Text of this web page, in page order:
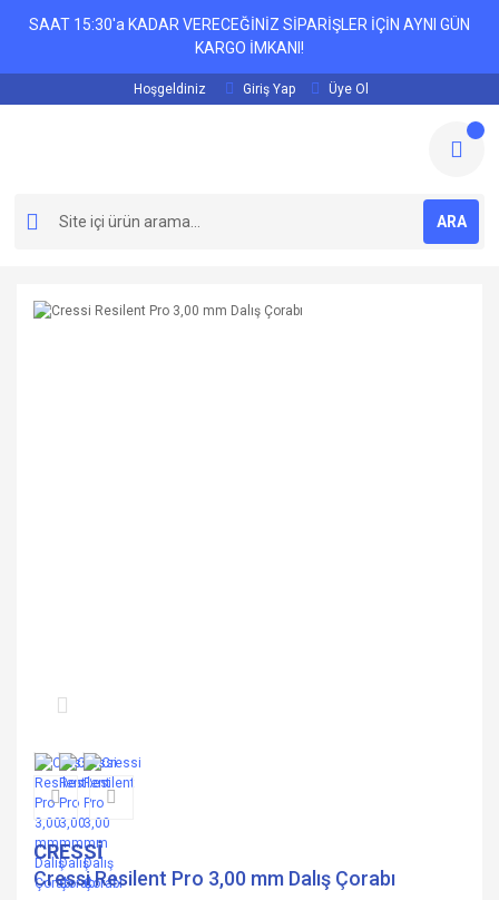
SAAT 15:30'a KADAR VERECEĞİNİZ SİPARİŞLER İÇİN AYNI GÜN
KARGO İMKANI!
Hoşgeldiniz Giriş Yap Üye Ol
ARA
CRESSİ
Cressi Resilent Pro 3,00 mm Dalış Çorabı